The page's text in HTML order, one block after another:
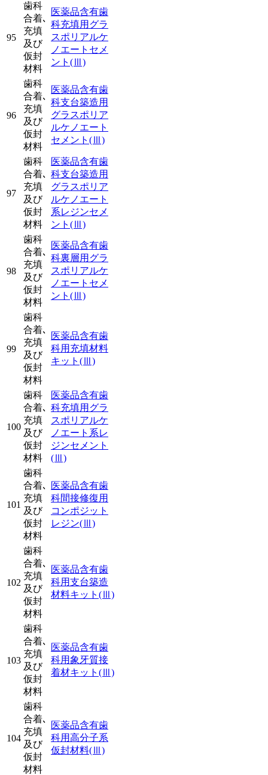
95
歯科
合着､
充填
及び
仮封
材料
医薬品含有歯
科充填用グラ
スポリアルケ
ノエートセメ
ント (Ⅲ)
96
歯科
合着､
充填
及び
仮封
材料
医薬品含有歯
科支台築造用
グラスポリア
ルケノエート
セメント (Ⅲ)
97
歯科
合着､
充填
及び
仮封
材料
医薬品含有歯
科支台築造用
グラスポリア
ルケノエート
系レジンセメ
ント (Ⅲ)
98
歯科
合着､
充填
及び
仮封
材料
医薬品含有歯
科裏層用グラ
スポリアルケ
ノエートセメ
ント (Ⅲ)
99
歯科
合着､
充填
及び
仮封
材料
医薬品含有歯
科用充填材料
キット (Ⅲ)
100
歯科
合着､
充填
及び
仮封
材料
医薬品含有歯
科充填用グラ
スポリアルケ
ノエート系レ
ジンセメント
(Ⅲ)
101
歯科
合着､
充填
及び
仮封
材料
医薬品含有歯
科間接修復用
コンポジット
レジン(Ⅲ)
102
歯科
合着､
充填
及び
仮封
材料
医薬品含有歯
科用支台築造
材料キット (Ⅲ)
103
歯科
合着､
充填
及び
仮封
材料
医薬品含有歯
科用象牙質接
着材キット (Ⅲ)
104
歯科
合着､
充填
及び
仮封
材料
医薬品含有歯
科用高分子系
仮封材料(Ⅲ)